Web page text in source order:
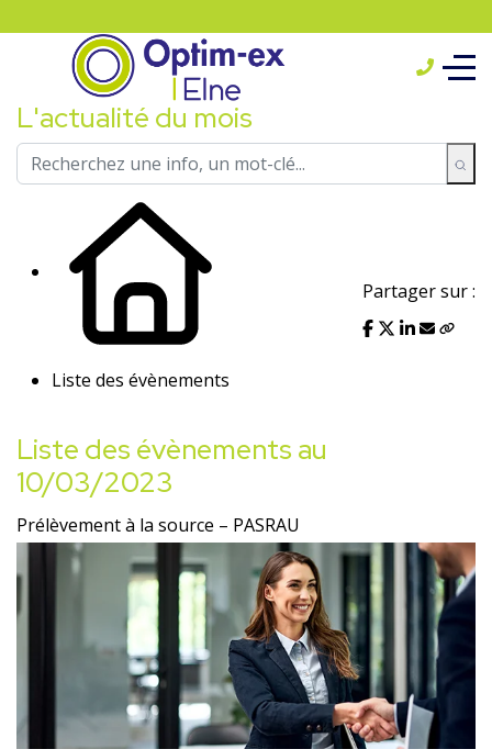
L'actualité du mois
Liste des évènements
Partager sur :
Liste des évènements au
10/03/2023
Prélèvement à la source – PASRAU